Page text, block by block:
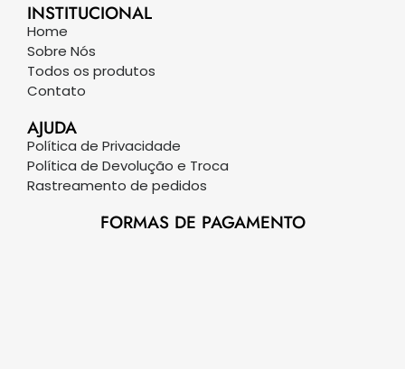
INSTITUCIONAL
Home
Sobre Nós
Todos os produtos
Contato
AJUDA
Política de Privacidade
Política de Devolução e Troca
Rastreamento de pedidos
FORMAS DE PAGAMENTO